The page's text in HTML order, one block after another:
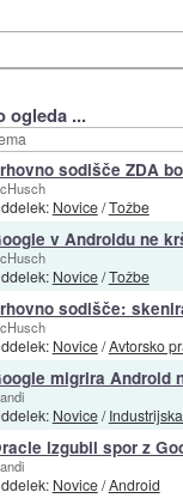
ogleda ...
sodišče ZDA
Novice/Tožbe
v Androidu ne
Novice/Tožbe
sodišče:
Novice/Avtorsko
migrira Android
Novice/
izgubil spor z
Novice/Android